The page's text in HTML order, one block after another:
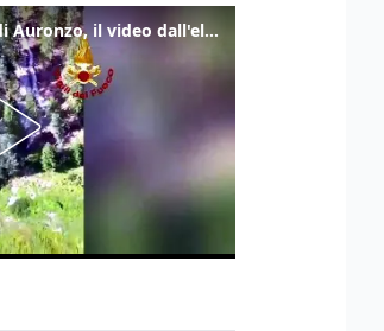
Frana lambisce le case di Auronzo, il video dall'elicottero dei vigili del fuoco